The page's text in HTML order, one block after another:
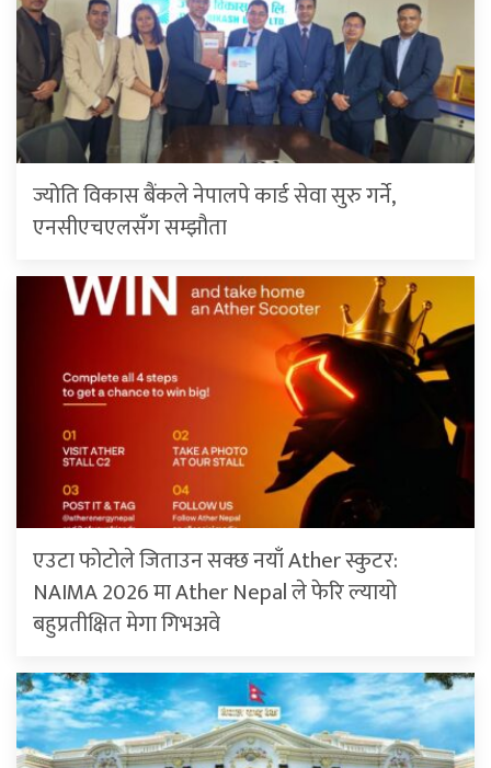
ज्योति विकास बैंकले नेपालपे कार्ड सेवा सुरु गर्ने,
एनसीएचएलसँग सम्झौता
एउटा फोटोले जिताउन सक्छ नयाँ Ather स्कुटर:
NAIMA 2026 मा Ather Nepal ले फेरि ल्यायो
बहुप्रतीक्षित मेगा गिभअवे